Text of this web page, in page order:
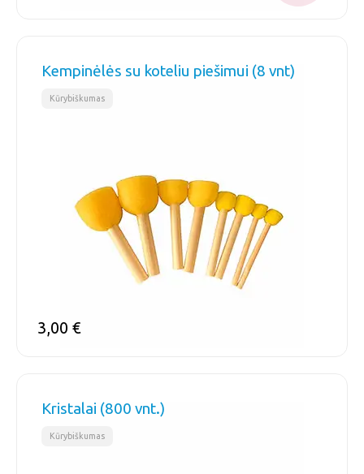
Kempinėlės su koteliu piešimui (8 vnt)
Kūrybiškumas
3,00 €
Kristalai (800 vnt.)
Kūrybiškumas